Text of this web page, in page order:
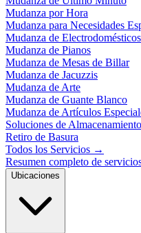
Mudanza por Hora
Mudanza para Necesidades
Mudanza de Electrodomésticos
Mudanza de Pianos
Mudanza de Mesas de Billar
Mudanza de Jacuzzis
Mudanza de Arte
Mudanza de Guante Blanco
Mudanza de Artículos
Soluciones de Almacenamiento
Retiro de Basura
Todos los Servicios →
Resumen completo de
Ubicaciones